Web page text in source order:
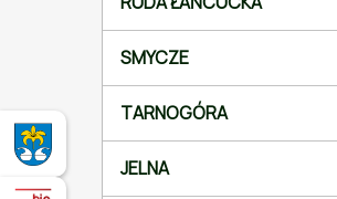
SMYCZE
TARNOGÓRA
JELNA
Miasto i Gmina Nowa Sarzyna -